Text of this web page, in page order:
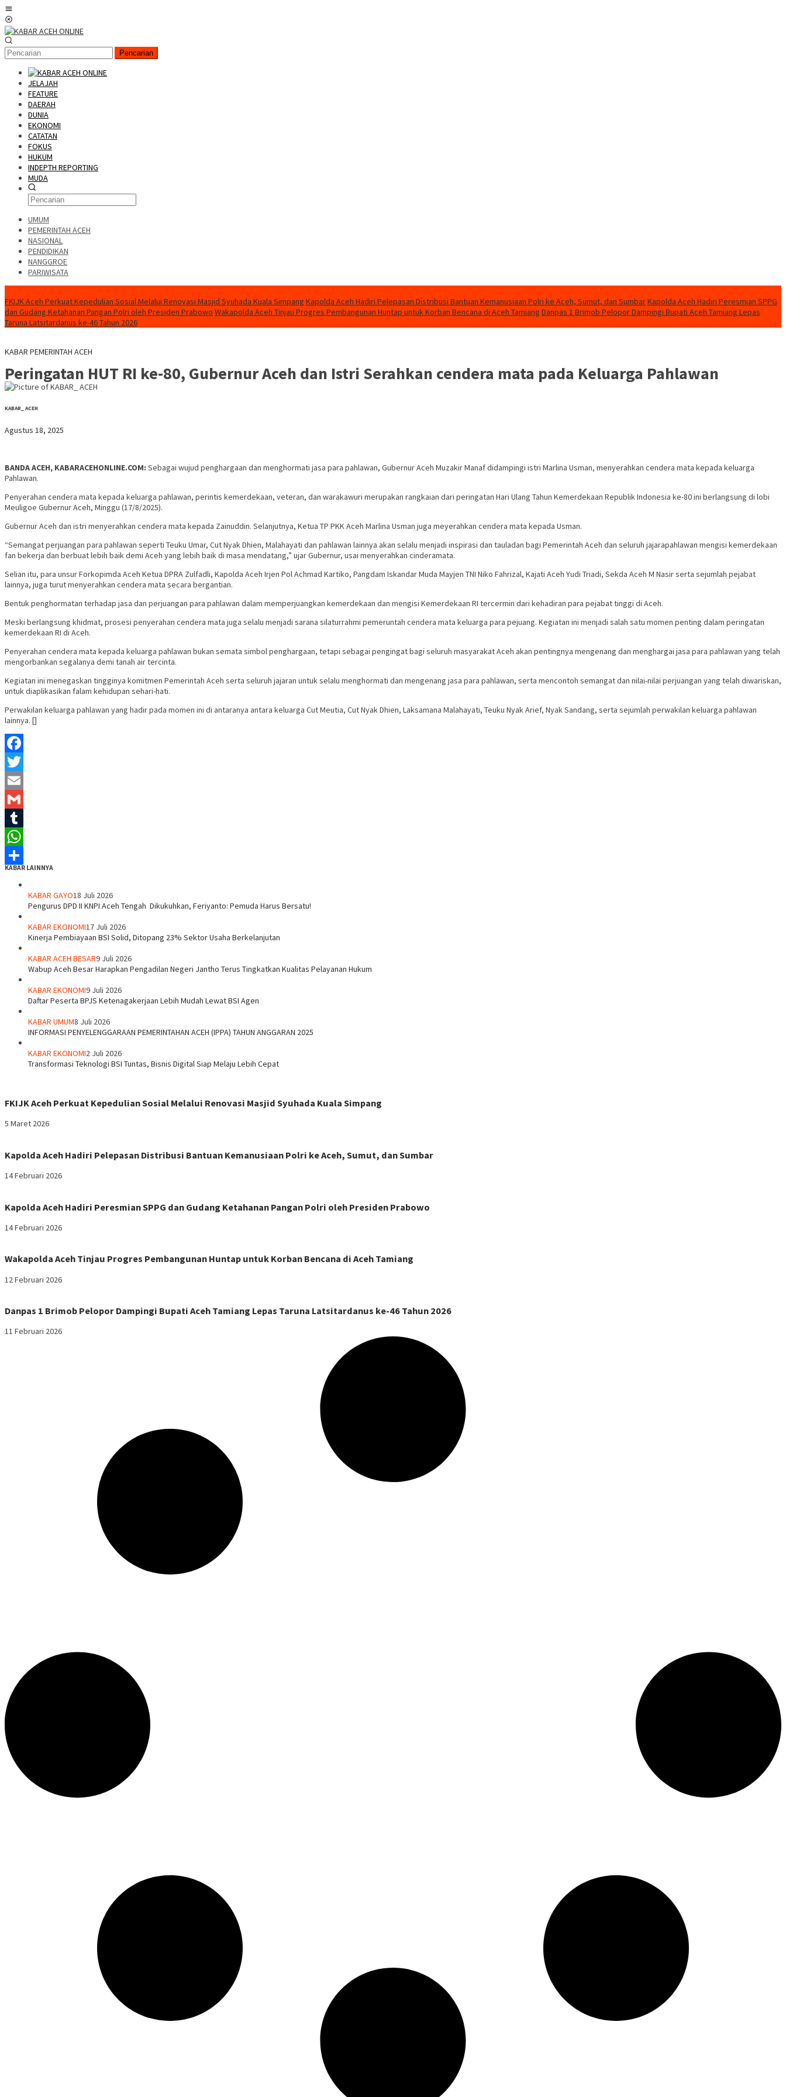
Pencarian
JELAJAH
FEATURE
DAERAH
DUNIA
EKONOMI
CATATAN
FOKUS
HUKUM
INDEPTH REPORTING
MUDA
UMUM
PEMERINTAH ACEH
NASIONAL
PENDIDIKAN
NANGGROE
PARIWISATA
FKIJK Aceh Perkuat Kepedulian Sosial Melalui Renovasi Masjid Syuhada Kuala Simpang Kapolda Aceh Hadiri Pelepasan Distribusi Bantuan Kemanusiaan Polri ke Aceh, Sumut, dan SumbarKapolda Aceh Hadiri Peresmian SPPG
dan Gudang Ketahanan Pangan Polri oleh Presiden Prabowo Wakapolda Aceh Tinjau Progres Pembangunan Huntap untuk Korban Bencana di Aceh Tamiang Danpas 1 Brimob Pelopor Dampingi Bupati Aceh Tamiang Lepas
Taruna Latsitardanus ke-46 Tahun 2026
KABAR PEMERINTAH ACEH
Peringatan HUT RI ke-80, Gubernur Aceh dan Istri Serahkan cendera mata pada Keluarga Pahlawan
KABAR_ ACEH
Agustus 18, 2025
BANDA ACEH, KABARACEHONLINE.COM: Sebagai wujud penghargaan dan menghormati jasa para pahlawan, Gubernur Aceh Muzakir Manaf didampingi istri Marlina Usman, menyerahkan cendera mata kepada keluarga
Pahlawan.
Penyerahan cendera mata kepada keluarga pahlawan, perintis kemerdekaan, veteran, dan warakawuri merupakan rangkaian dari peringatan Hari Ulang Tahun Kemerdekaan Republik Indonesia ke-80 ini berlangsung di lobi
Meuligoe Gubernur Aceh, Minggu (17/8/2025).
Gubernur Aceh dan istri menyerahkan cendera mata kepada Zainuddin. Selanjutnya, Ketua TP PKK Aceh Marlina Usman juga meyerahkan cendera mata kepada Usman.
“Semangat perjuangan para pahlawan seperti Teuku Umar, Cut Nyak Dhien, Malahayati dan pahlawan lainnya akan selalu menjadi inspirasi dan tauladan bagi Pemerintah Aceh dan seluruh jajarapahlawan mengisi kemerdekaan
fan bekerja dan berbuat lebih baik demi Aceh yang lebih baik di masa mendatang,” ujar Gubernur, usai menyerahkan cinderamata.
Selian itu, para unsur Forkopimda Aceh Ketua DPRA Zulfadli, Kapolda Aceh Irjen Pol Achmad Kartiko, Pangdam Iskandar Muda Mayjen TNI Niko Fahrizal, Kajati Aceh Yudi Triadi, Sekda Aceh M Nasir serta sejumlah pejabat
lainnya, juga turut menyerahkan cendera mata secara bergantian.
Bentuk penghormatan terhadap jasa dan perjuangan para pahlawan dalam memperjuangkan kemerdekaan dan mengisi Kemerdekaan RI tercermin dari kehadiran para pejabat tinggi di Aceh.
Meski berlangsung khidmat, prosesi penyerahan cendera mata juga selalu menjadi sarana silaturrahmi pemeruntah cendera mata keluarga para pejuang. Kegiatan ini menjadi salah satu momen penting dalam peringatan
kemerdekaan RI di Aceh.
Penyerahan cendera mata kepada keluarga pahlawan bukan semata simbol penghargaan, tetapi sebagai pengingat bagi seluruh masyarakat Aceh akan pentingnya mengenang dan menghargai jasa para pahlawan yang telah
mengorbankan segalanya demi tanah air tercinta.
Kegiatan ini menegaskan tingginya komitmen Pemerintah Aceh serta seluruh jajaran untuk selalu menghormati dan mengenang jasa para pahlawan, serta mencontoh semangat dan nilai-nilai perjuangan yang telah diwariskan,
untuk diaplikasikan falam kehidupan sehari-hati.
Perwakilan keluarga pahlawan yang hadir pada momen ini di antaranya antara keluarga Cut Meutia, Cut Nyak Dhien, Laksamana Malahayati, Teuku Nyak Arief, Nyak Sandang, serta sejumlah perwakilan keluarga pahlawan
lainnya. []
Facebook
Twitter
Email
Gmail
Tumblr
WhatsApp
KABAR LAINNYA
KABAR GAYO18 Juli 2026
‎Pengurus DPD II KNPI Aceh Tengah Dikukuhkan, Feriyanto: Pemuda Harus Bersatu!
KABAR EKONOMI17 Juli 2026
Kinerja Pembiayaan BSI Solid, Ditopang 23% Sektor Usaha Berkelanjutan
KABAR ACEH BESAR9 Juli 2026
Wabup Aceh Besar Harapkan Pengadilan Negeri Jantho Terus Tingkatkan Kualitas Pelayanan Hukum
KABAR EKONOMI9 Juli 2026
Daftar Peserta BPJS Ketenagakerjaan Lebih Mudah Lewat BSI Agen
KABAR UMUM8 Juli 2026
INFORMASI PENYELENGGARAAN PEMERINTAHAN ACEH (IPPA) TAHUN ANGGARAN 2025
KABAR EKONOMI2 Juli 2026
Transformasi Teknologi BSI Tuntas, Bisnis Digital Siap Melaju Lebih Cepat
FKIJK Aceh Perkuat Kepedulian Sosial Melalui Renovasi Masjid Syuhada Kuala Simpang
5 Maret 2026
Kapolda Aceh Hadiri Pelepasan Distribusi Bantuan Kemanusiaan Polri ke Aceh, Sumut, dan Sumbar
14 Februari 2026
Kapolda Aceh Hadiri Peresmian SPPG dan Gudang Ketahanan Pangan Polri oleh Presiden Prabowo
14 Februari 2026
Wakapolda Aceh Tinjau Progres Pembangunan Huntap untuk Korban Bencana di Aceh Tamiang
12 Februari 2026
Danpas 1 Brimob Pelopor Dampingi Bupati Aceh Tamiang Lepas Taruna Latsitardanus ke-46 Tahun 2026
11 Februari 2026